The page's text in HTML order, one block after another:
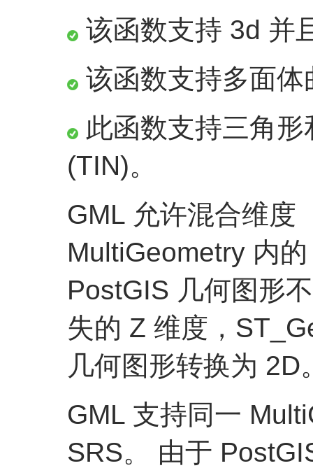
该函数支持 3d 并
该函数支持多面体
此函数支持三角
(TIN)。
GML 允许混合维度
MultiGeometry 内
PostGIS 几何图形
失的 Z 维度，
几何图形转换为 2D
GML 支持同一
SRS。 由于